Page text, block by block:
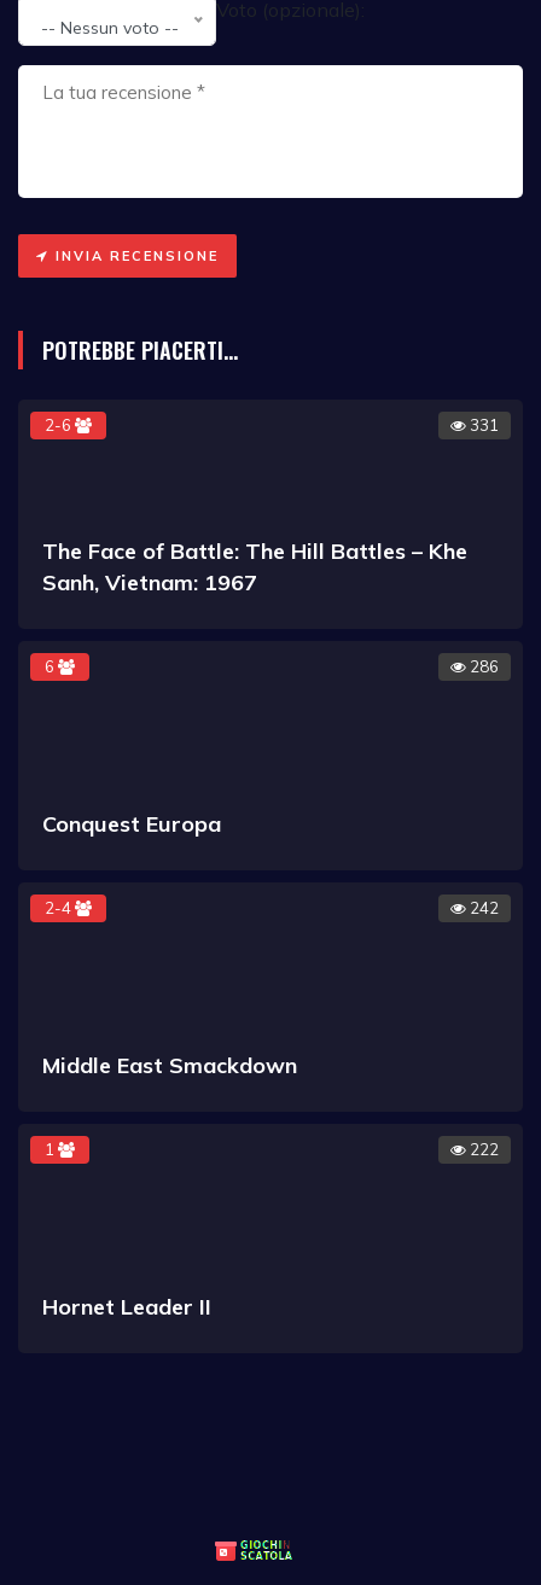
Voto (opzionale):
-- Nessun voto --
INVIA RECENSIONE
POTREBBE PIACERTI...
2-6 331
The Face of Battle: The Hill Battles – Khe
Sanh, Vietnam: 1967
6 286
Conquest Europa
2-4 242
Middle East Smackdown
1 222
Hornet Leader II